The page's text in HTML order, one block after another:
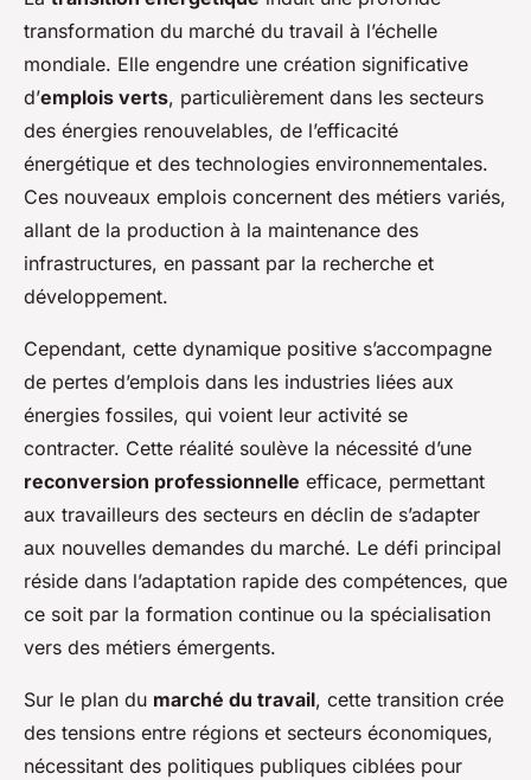
transformation du marché du travail à l’échelle
mondiale. Elle engendre une création significative
d’emplois verts, particulièrement dans les secteurs
des énergies renouvelables, de l’efficacité
énergétique et des technologies environnementales.
Ces nouveaux emplois concernent des métiers variés,
allant de la production à la maintenance des
infrastructures, en passant par la recherche et
développement.
Cependant, cette dynamique positive s’accompagne
de pertes d’emplois dans les industries liées aux
énergies fossiles, qui voient leur activité se
contracter. Cette réalité soulève la nécessité d’une
reconversion professionnelle efficace, permettant
aux travailleurs des secteurs en déclin de s’adapter
aux nouvelles demandes du marché. Le défi principal
réside dans l’adaptation rapide des compétences, que
ce soit par la formation continue ou la spécialisation
vers des métiers émergents.
Sur le plan du marché du travail, cette transition crée
des tensions entre régions et secteurs économiques,
nécessitant des politiques publiques ciblées pour